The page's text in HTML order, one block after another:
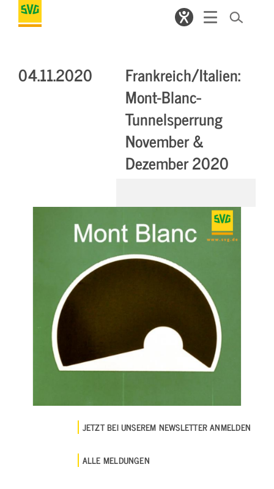
04.11.2020
Frankreich/Italien:
Mont­-Blanc­
Tunnelsperrung
November &
Dezember 2020
JETZT BEI UNSEREM NEWSLETTER ANMELDEN
ALLE MELDUNGEN